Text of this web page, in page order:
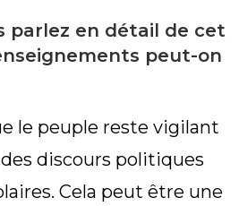
parlez en détail de cet
peut-on
le peuple reste vigilant
discours politiques
Cela peut être une